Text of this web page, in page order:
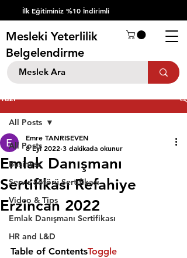
İlk Eğitiminiz %10 İndirimli
Mesleki Yeterlilik
Belgelendirme
Yazı
All Posts
Business
Servis Şöförü Sertifikası
Video & Tips
Emlak Danışmanı Sertifikası
HR and L&D
All Posts
Emlak Danışmanı
Sertifikası Refahiye
Erzincan 2022
Emre TANRISEVEN
8 Eyl 2022 3 dakikada okunur
Table of ContentsToggle